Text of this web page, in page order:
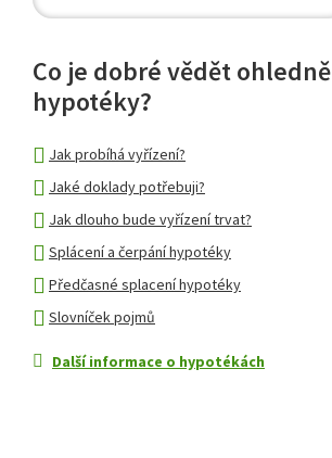
Co je dobré vědět ohledně
hypotéky?
Jak probíhá vyřízení?
Jaké doklady potřebuji?
Jak dlouho bude vyřízení trvat?
Splácení a čerpání hypotéky
Předčasné splacení hypotéky
Slovníček pojmů
Další informace o hypotékách